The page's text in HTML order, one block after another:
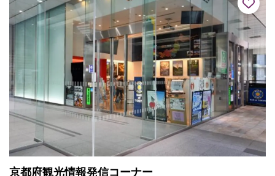
京都府観光情報発信コーナー